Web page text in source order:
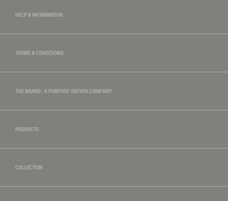
HELP & INFORMATION
TERMS & CONDITIONS
THE BRAND : A PURPOSE-DRIVEN COMPANY
PRODUCTS
COLLECTION